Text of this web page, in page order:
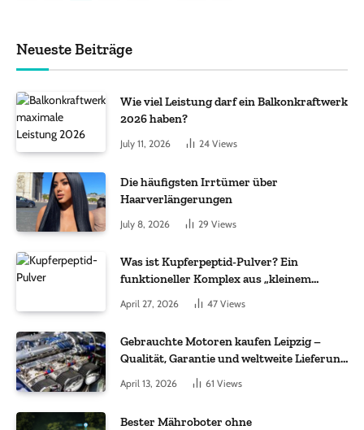
Neueste Beiträge
Wie viel Leistung darf ein Balkonkraftwerk
2026 haben?
July 11, 2026 24 Views
Die häufigsten Irrtümer über
Haarverlängerungen
July 8, 2026 29 Views
Was ist Kupferpeptid-Pulver? Ein
funktioneller Komplex aus „kleinem
Molekül + Metall“
April 27, 2026 47 Views
Gebrauchte Motoren kaufen Leipzig –
Qualität, Garantie und weltweite Lieferung
April 13, 2026 61 Views
Bester Mähroboter ohne